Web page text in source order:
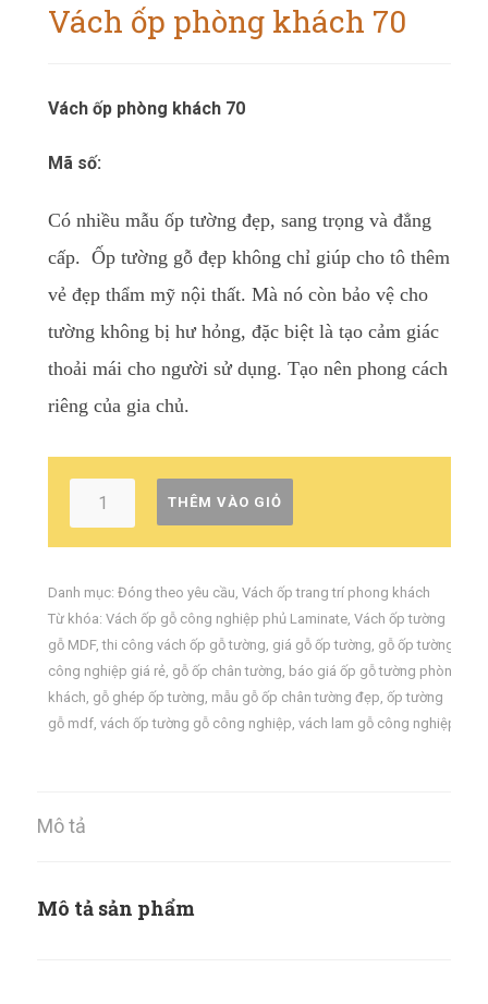
Vách ốp phòng khách 70
Vách ốp phòng khách 70
Mã số:
Có nhiều mẫu ốp tường đẹp, sang trọng và đẳng
cấp. Ốp tường gỗ đẹp không chỉ giúp cho tô thêm
vẻ đẹp thẩm mỹ nội thất. Mà nó còn bảo vệ cho
tường không bị hư hỏng, đặc biệt là tạo cảm giác
thoải mái cho người sử dụng. Tạo nên phong cách
riêng của gia chủ.
THÊM VÀO GIỎ
Danh mục: Đóng theo yêu cầu, Vách ốp trang trí phong khách
Từ khóa: Vách ốp gỗ công nghiệp phủ Laminate, Vách ốp tường
gỗ MDF,thi công vách ốp gỗ tường, giá gỗ ốp tường, gỗ ốp tường
công nghiệp giá rẻ, gỗ ốp chân tường, báo giá ốp gỗ tường phòng
khách, gỗ ghép ốp tường, mẫu gỗ ốp chân tường đẹp, ốp tường
gỗ mdf, vách ốp tường gỗ công nghiệp, vách lam gỗ công nghiệp
Mô tả
Mô tả sản phẩm